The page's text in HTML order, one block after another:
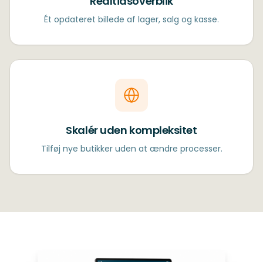
Ét opdateret billede af lager, salg og kasse.
Skalér uden kompleksitet
Tilføj nye butikker uden at ændre processer.